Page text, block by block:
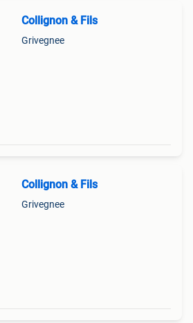
Collignon & Fils
Grivegnee
Collignon & Fils
Grivegnee